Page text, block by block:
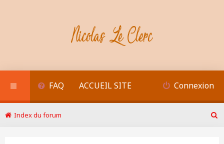
FAQ ACCUEIL SITE Connexion
Index du forum